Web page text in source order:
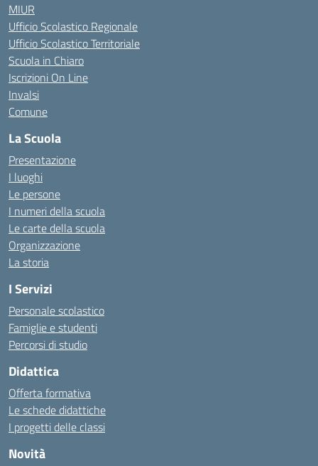
MIUR
Ufficio Scolastico Regionale
Ufficio Scolastico Territoriale
Scuola in Chiaro
Iscrizioni On Line
Invalsi
Comune
La Scuola
Presentazione
I luoghi
Le persone
I numeri della scuola
Le carte della scuola
Organizzazione
La storia
I Servizi
Personale scolastico
Famiglie e studenti
Percorsi di studio
Didattica
Offerta formativa
Le schede didattiche
I progetti delle classi
Novità